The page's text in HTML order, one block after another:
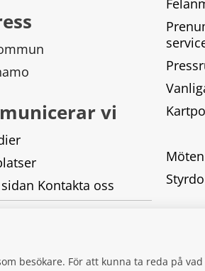
besökare. För att kunna ta reda på
vi
Kontakta oss